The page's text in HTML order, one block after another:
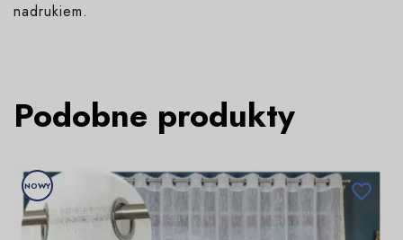
nadrukiem.
Podobne produkty
NOWY 